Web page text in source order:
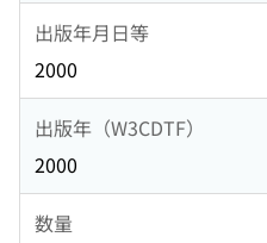
出版年月日等
2000
出版年（W3CDTF）
2000
数量